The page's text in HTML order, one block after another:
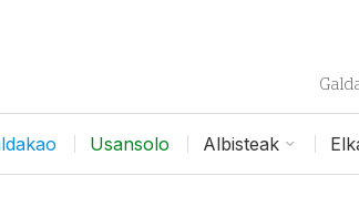
Usansolo Albisteak